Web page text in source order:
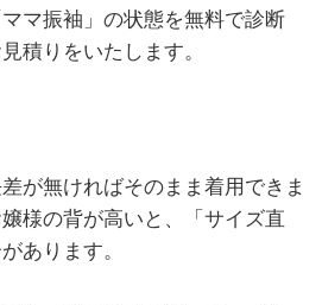
マ振袖」の状態を無料で診断
積りをいたします。
が無ければそのまま着用できま
様の背が高いと、「サイズ直
あります。